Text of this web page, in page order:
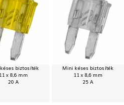
biztosíték
11 x 8,6 mm
20 A
Mini késes biztosíték
11 x 8,6 mm
25 A